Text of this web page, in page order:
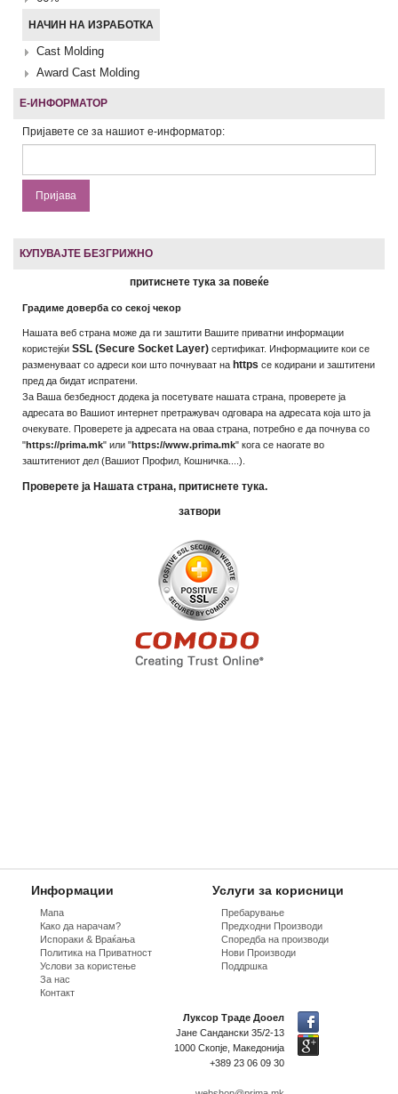
НАЧИН НА ИЗРАБОТКА
Cast Molding
Award Cast Molding
Е-ИНФОРМАТОР
Пријавете се за нашиот е-информатор:
КУПУВАЈТЕ БЕЗГРИЖНО
притиснете тука за повеќе
Градиме доверба со секој чекор
Нашата веб страна може да ги заштити Вашите приватни информации
користејќи SSL (Secure Socket Layer) сертификат. Информациите кои се
разменуваат со адреси кои што почнуваат на https се кодирани и заштитени
пред да бидат испратени.
За Ваша безбедност додека ја посетувате нашата страна, проверете ја
адресата во Вашиот интернет претражувач одговара на адресата која што ја
очекувате. Проверете ја адресата на оваа страна, потребно е да почнува со
"https://prima.mk" или "https://www.prima.mk" кога се наогате во
заштитениот дел (Вашиот Профил, Кошничка....).
Проверете ја Нашата страна, притиснете тука.
затвори
Информации
Мапа
Како да нарачам?
Испораки & Враќања
Политика на Приватност
Услови за користење
За нас
Контакт
Услуги за корисници
Пребарување
Предходни Производи
Споредба на производи
Нови Производи
Поддршка
Луксор Траде Дооел
Јане Сандански 35/2-13
1000 Скопје, Македонија
+389 23 06 09 30